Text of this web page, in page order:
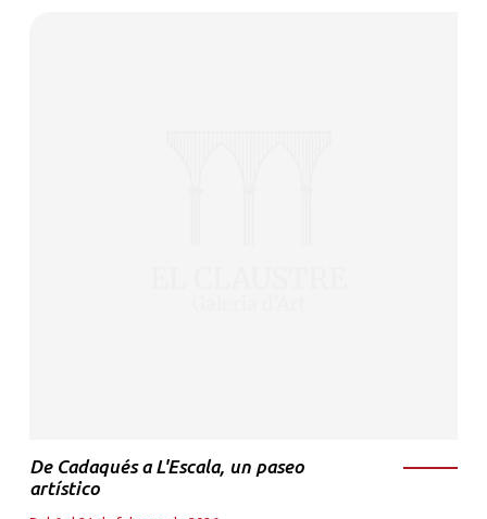
De Cadaqués a L'Escala, un paseo
artístico